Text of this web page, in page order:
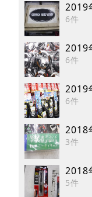
2019
6件
2019
6件
2019
6件
2018
3件
2018
5件